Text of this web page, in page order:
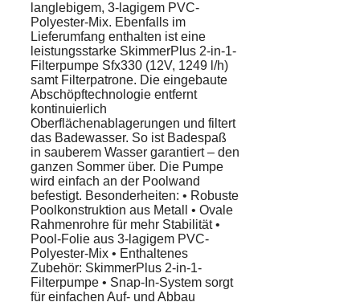
langlebigem, 3-lagigem PVC-
Polyester-Mix. Ebenfalls im
Lieferumfang enthalten ist eine
leistungsstarke SkimmerPlus 2-in-1-
Filterpumpe Sfx330 (12V, 1249 l/h)
samt Filterpatrone. Die eingebaute
Abschöpftechnologie entfernt
kontinuierlich
Oberflächenablagerungen und filtert
das Badewasser. So ist Badespaß
in sauberem Wasser garantiert – den
ganzen Sommer über. Die Pumpe
wird einfach an der Poolwand
befestigt. Besonderheiten: • Robuste
Poolkonstruktion aus Metall • Ovale
Rahmenrohre für mehr Stabilität •
Pool-Folie aus 3-lagigem PVC-
Polyester-Mix • Enthaltenes
Zubehör: SkimmerPlus 2-in-1-
Filterpumpe • Snap-In-System sorgt
für einfachen Auf- und Abbau